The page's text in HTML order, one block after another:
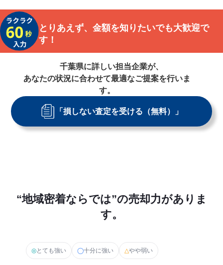
とりあえず、金額を知りたいでも大歓迎で
す！
千葉県に詳しい担当企業が、
あなたの状況に合わせて最適なご提案を行いま
す。
「損しない査定を受ける（無料）」
“地域密着ならでは”の売却力がありま
す。
◎とても強い ◯十分に強い △やや弱い